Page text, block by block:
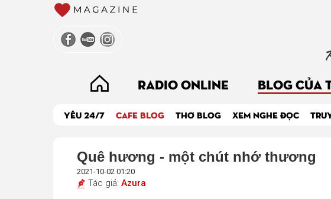
RADIO ONLINE BLOG CỦA
YÊU 24/7 CAFE BLOG THƠ BLOG XEM NGHE ĐỌC
Quê hương - một chút nhớ thương
2021-10-02 01:20
Tác giả: Azura